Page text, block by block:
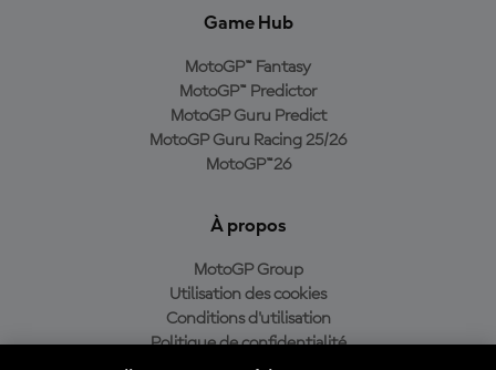
Game Hub
MotoGP™ Fantasy
MotoGP™ Predictor
MotoGP Guru Predict
MotoGP Guru Racing 25/26
MotoGP™26
À propos
MotoGP Group
Utilisation des cookies
Conditions d'utilisation
Politique de confidentialité